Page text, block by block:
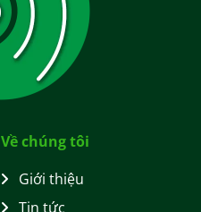
Về chúng tôi
Giới thiệu
Tin tức